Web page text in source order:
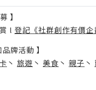
】
l 登記《社群創作有價企
牌活動 】
丶 旅遊 丶 美食 丶 親子 丶